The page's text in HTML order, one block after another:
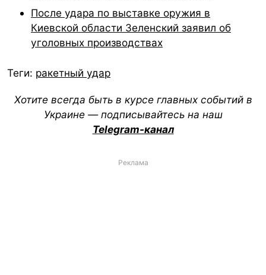
После удара по выставке оружия в
Киевской области Зеленский заявил об
уголовных производствах
Теги: ракетный удар
Хотите всегда быть в курсе главных событий в
Украине — подписывайтесь на наш
Telegram-канал
Реклама